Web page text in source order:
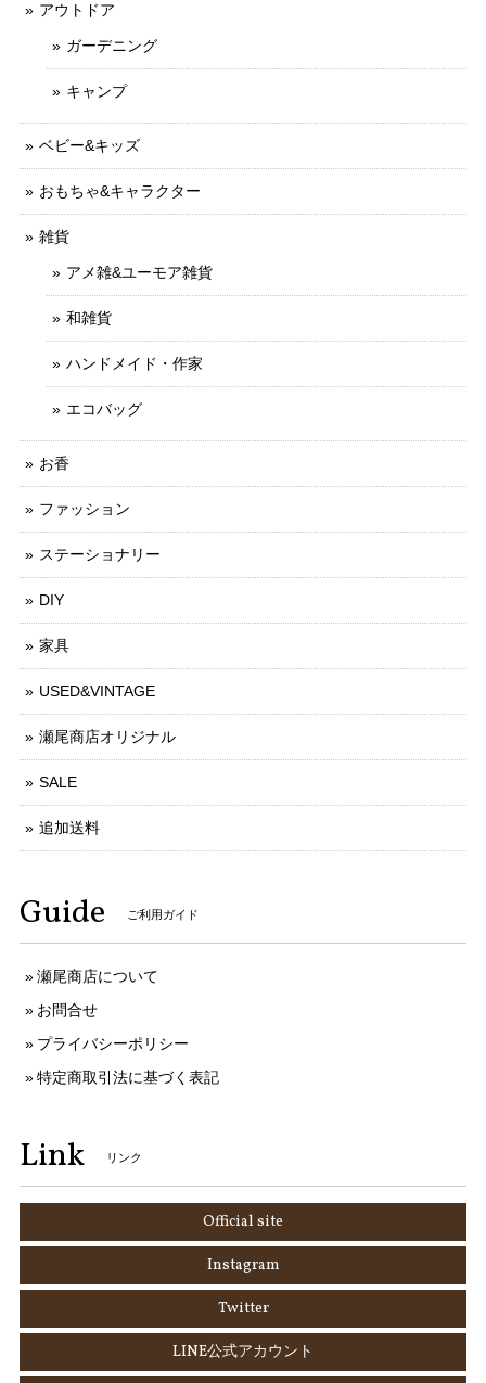
アウトドア
ガーデニング
キャンプ
ベビー&キッズ
おもちゃ&キャラクター
雑貨
アメ雑&ユーモア雑貨
和雑貨
ハンドメイド・作家
エコバッグ
お香
ファッション
ステーショナリー
DIY
家具
USED&VINTAGE
瀬尾商店オリジナル
SALE
追加送料
Guide ご利用ガイド
瀬尾商店について
お問合せ
プライバシーポリシー
特定商取引法に基づく表記
Link リンク
Official site
Instagram
Twitter
LINE公式アカウント